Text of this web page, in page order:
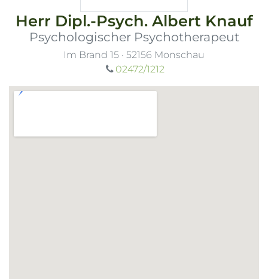
Herr Dipl.-Psych. Albert Knauf
Psychologischer Psychotherapeut
Im Brand 15 · 52156 Monschau
02472/1212